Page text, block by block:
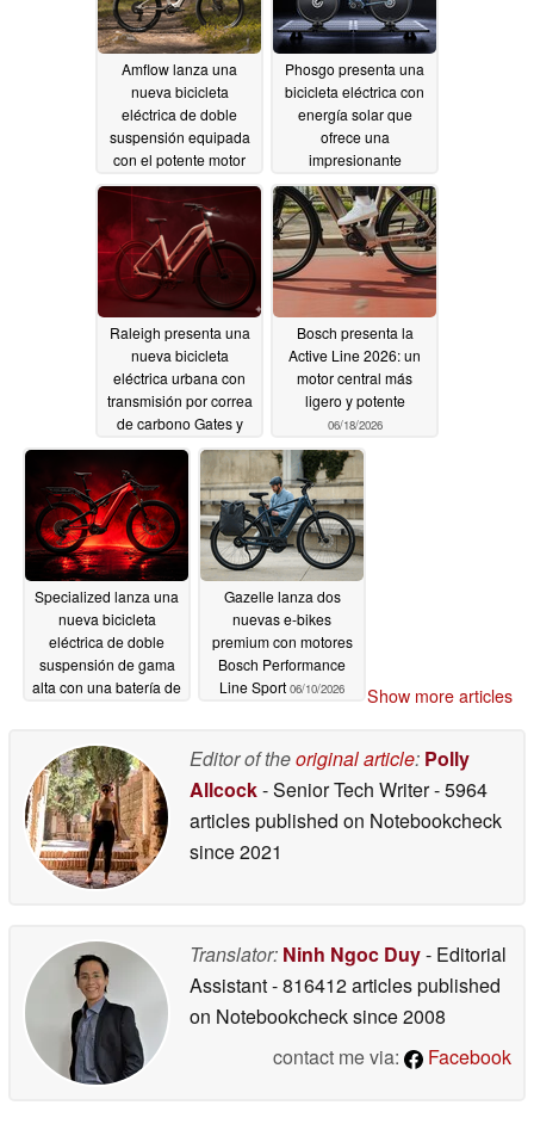
Amflow lanza una
nueva bicicleta
eléctrica de doble
suspensión equipada
con el potente motor
DJI Avinox06/25/2026
Phosgo presenta una
bicicleta eléctrica con
energía solar que
ofrece una
impresionante
autonomía de 120
millas06/22/2026
Raleigh presenta una
nueva bicicleta
eléctrica urbana con
transmisión por correa
de carbono Gates y
GPS06/19/2026
Bosch presenta la
Active Line 2026: un
motor central más
ligero y potente
06/18/2026
Specialized lanza una
nueva bicicleta
eléctrica de doble
suspensión de gama
alta con una batería de
Gazelle lanza dos
nuevas e-bikes
premium con motores
Bosch Performance
Line Sport 06/10/2026 Show more articles
Editor of theoriginal article: Polly
Allcock- Senior Tech Writer- 5964
articles published on Notebookcheck
since 2021
Translator: Ninh Ngoc Duy- Editorial
Assistant- 816412 articles published
on Notebookchecksince 2008
contact me via:
Facebook